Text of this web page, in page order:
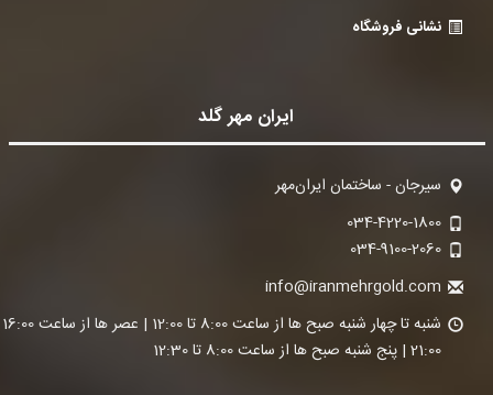
نشانی فروشگاه
ایران مهر گلد
سیرجان - ساختمان ایران‌مهر
034-4220-1800
034-9100-2060
info@iranmehrgold.com
21:00 | پنج شنبه صبح ها از ساعت 8:00 تا 12:30